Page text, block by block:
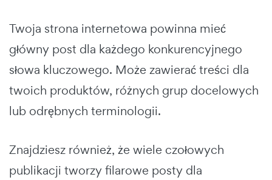
Twoja strona internetowa powinna mieć
główny post dla każdego konkurencyjnego
słowa kluczowego. Może zawierać treści dla
twoich produktów, różnych grup docelowych
lub odrębnych terminologii.
Znajdziesz również, że wiele czołowych
publikacji tworzy filarowe posty dla